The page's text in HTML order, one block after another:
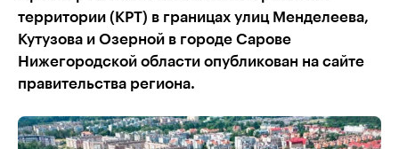
территории (КРТ) в границах улиц Менделеева,
Кутузова и Озерной в городе Сарове
Нижегородской области опубликован на сайте
правительства региона.